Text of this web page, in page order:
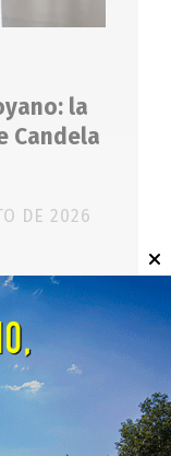
la
Candela
DE 2026